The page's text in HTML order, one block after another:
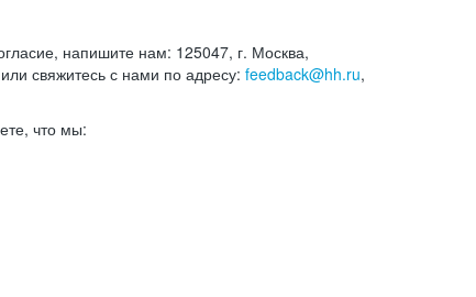
напишите нам: 125047, г. Москва,
свяжитесь с нами по адресу: feedback@hh.ru,
что мы: